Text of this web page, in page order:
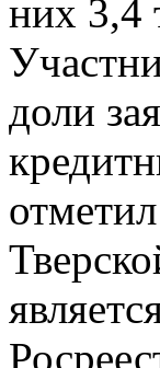
них 3,4
доли